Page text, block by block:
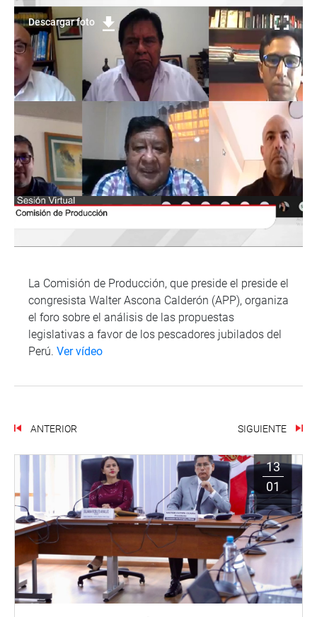
Descargar foto
La Comisión de Producción, que preside el preside el
congresista Walter Ascona Calderón (APP), organiza
el foro sobre el análisis de las propuestas
legislativas a favor de los pescadores jubilados del
Perú. Ver vídeo
ANTERIOR SIGUIENTE
13
01